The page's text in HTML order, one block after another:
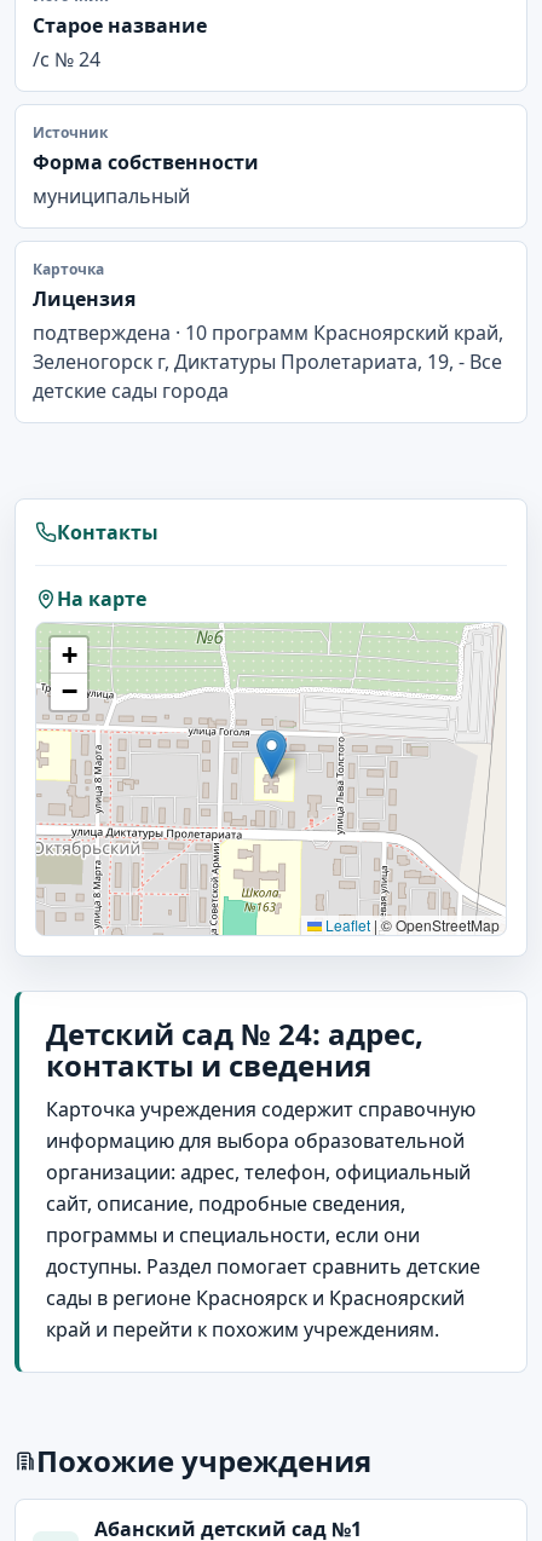
Старое название
/с № 24
Источник
Форма собственности
муниципальный
Карточка
Лицензия
подтверждена · 10 программ Красноярский край,
Зеленогорск г, Диктатуры Пролетариата, 19, - Все
детские сады города
Контакты
На карте
+
−
Leaflet |© OpenStreetMap
Детский сад № 24: адрес,
контакты и сведения
Карточка учреждения содержит справочную
информацию для выбора образовательной
организации: адрес, телефон, официальный
сайт, описание, подробные сведения,
программы и специальности, если они
доступны. Раздел помогает сравнить детские
сады в регионе Красноярск и Красноярский
край и перейти к похожим учреждениям.
Похожие учреждения
Абанский детский сад №1